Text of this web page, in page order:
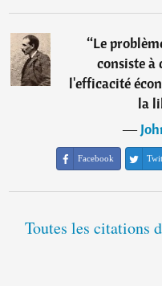
“Le
consiste à
l'efficacité
la
―
Facebook
Toutes les citations